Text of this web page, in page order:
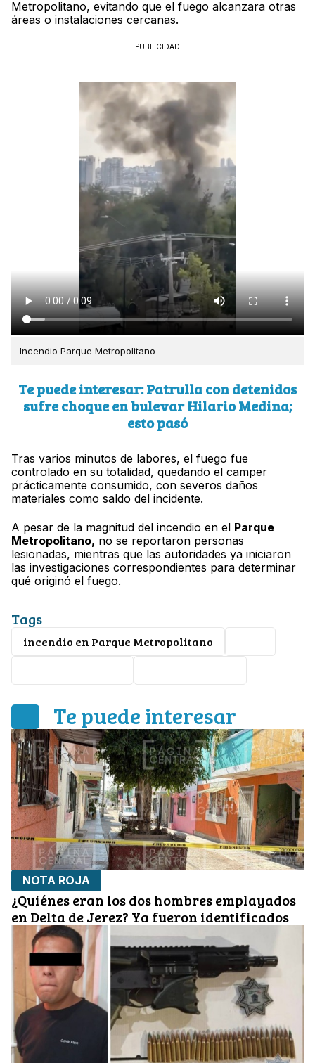
Metropolitano, evitando que el fuego alcanzara otras
áreas o instalaciones cercanas.
PUBLICIDAD
Incendio Parque Metropolitano
Te puede interesar: Patrulla con detenidos
sufre choque en bulevar Hilario Medina;
esto pasó
Tras varios minutos de labores, el fuego fue
controlado en su totalidad, quedando el camper
prácticamente consumido, con severos daños
materiales como saldo del incidente.
A pesar de la magnitud del incendio en el Parque
Metropolitano, no se reportaron personas
lesionadas, mientras que las autoridades ya iniciaron
las investigaciones correspondientes para determinar
qué originó el fuego.
Tags
incendio en Parque Metropolitano
Te puede interesar
NOTA ROJA
¿Quiénes eran los dos hombres emplayados
en Delta de Jerez? Ya fueron identificados